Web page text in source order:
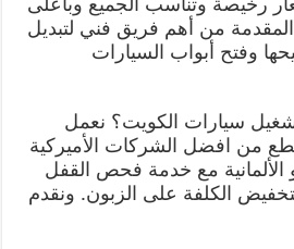
من أهم فريق فني لتبديل
وفتح أبواب السيارات
سيارات الكويت؟ نعمل
من افضل الشركات الأميركية
الألمانية مع خدمة فحص القفل
الكلفة على الزبون. ونقدم